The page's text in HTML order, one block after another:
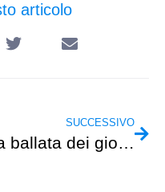
articolo
SUCCESSIVO
La ballata dei giorni perduti